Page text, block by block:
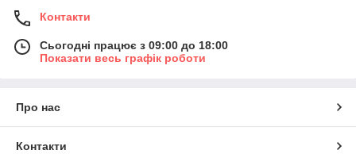
Контакти
Сьогодні працює з 09:00 до 18:00
Показати весь графік роботи
Про нас
Контакти